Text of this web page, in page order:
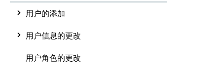
用户的添加
用户信息的更改
用户角色的更改